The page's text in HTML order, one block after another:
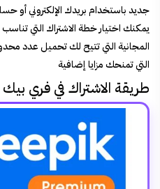
جديد باستخدام بريدك الإلكتروني أو
يمكنك اختيار خطة الاشتراك التي
المجانية التي تتيح لك تحميل عدد
التي تمنحك مزايا إضافية
طريقة الاشتراك في فري بيك